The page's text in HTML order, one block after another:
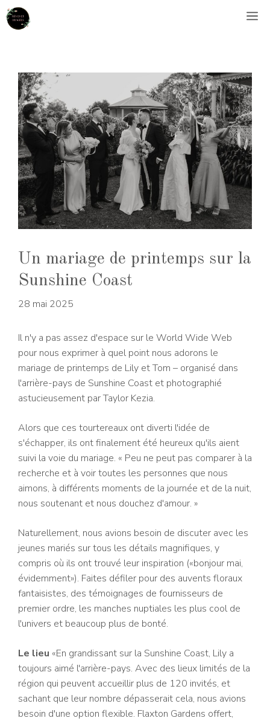
Aller
au
Un mariage de printemps sur la
Sunshine Coast
28 mai 2025
Il n'y a pas assez d'espace sur le World Wide Web
pour nous exprimer à quel point nous adorons le
mariage de printemps de Lily et Tom – organisé dans
l'arrière-pays de Sunshine Coast et photographié
astucieusement par Taylor Kezia.
Alors que ces tourtereaux ont diverti l'idée de
s'échapper, ils ont finalement été heureux qu'ils aient
suivi la voie du mariage. « Peu ne peut pas comparer à la
recherche et à voir toutes les personnes que nous
aimons, à différents moments de la journée et de la nuit,
nous soutenant et nous douchez d'amour. »
Naturellement, nous avions besoin de discuter avec les
jeunes mariés sur tous les détails magnifiques, y
compris où ils ont trouvé leur inspiration («bonjour mai,
évidemment»). Faites défiler pour des auvents floraux
fantaisistes, des témoignages de fournisseurs de
premier ordre, les manches nuptiales les plus cool de
l'univers et beaucoup plus de bonté.
Le lieu «En grandissant sur la Sunshine Coast, Lily a
toujours aimé l'arrière-pays. Avec des lieux limités de la
région qui peuvent accueillir plus de 120 invités, et
sachant que leur nombre dépasserait cela, nous avions
besoin d'une option flexible. Flaxton Gardens offert,